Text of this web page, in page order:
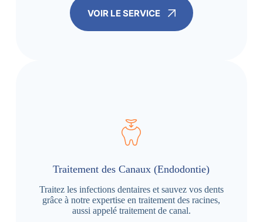
VOIR LE SERVICE
Traitement des Canaux (Endodontie)
Traitez les infections dentaires et sauvez vos dents
grâce à notre expertise en traitement des racines,
aussi appelé traitement de canal.